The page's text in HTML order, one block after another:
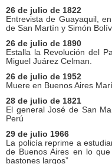
26 de julio de 1822
Entrevista de Guayaquil,
de San Martín y Simón
26 de julio de 1890
Estalla la Revolución del
Miguel Juárez Celman.
26 de julio de 1952
Muere en Buenos Aires
28 de julio de 1821
El general José de San
Perú
29 de julio 1966
La policía reprime a
de Buenos Aires en lo
bastones largos”